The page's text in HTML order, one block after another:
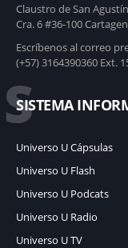
Claustro de San
Cra. 6 #36-100
Escríbenos al correo
(+57) 3164390360 Ext.
S
SISTEMA
Universo U Cápsulas
Universo U Flash
Universo U Podcats
Universo U Radio
Universo U TV